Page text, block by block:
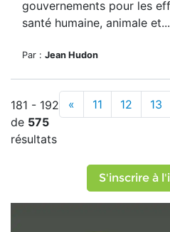
gouvernements pour les
santé humaine, animale et...
Par : Jean Hudon
181 - 192
de 575
résultats
« 11 12 13
S'inscrire à